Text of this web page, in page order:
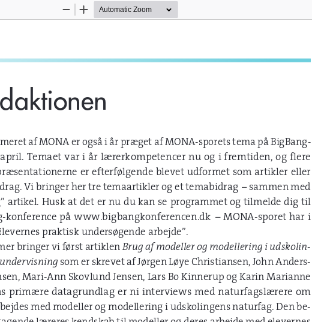
Zoom
Zoom
af MONA er også i år præget af MONA-sporets tema på BigBang-
Temaet var i år lærerkompetencer nu og i fremtiden, og flere
er efterfølgende blevet udformet som artikler eller
Vi bringer her tre temaartikler og et temabidrag – sammen med
artikel. Husk at det er nu du kan se programmet og tilmelde dig til
konference på www.bigbangkonferencen.dk – MONA-sporet har i
praktisk undersøgende arbejde”.
bringer vi først artiklen Brug af modeller og modellering i udskolin
som er skrevet af Jørgen Løye Christiansen, John Anders
Mari-Ann Skovlund Jensen, Lars Bo Kinnerup og Karin Marianne
primære datagrundlag er ni interviews med naturfagslærere om
med modeller og modellering i udskolingens naturfag. Den be-
læreres kendskab til modeller og deres arbejde med elevernes